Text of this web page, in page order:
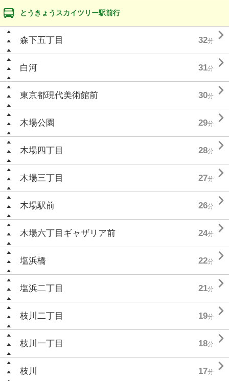
とうきょうスカイツリー駅前行
森下五丁目 32分 
白河 31分 
東京都現代美術館前 30分 
木場公園 29分 
木場四丁目 28分 
木場三丁目 27分 
木場駅前 26分 
木場六丁目ギャザリア前 24分 
塩浜橋 22分 
塩浜二丁目 21分 
枝川二丁目 19分 
枝川一丁目 18分 
枝川 17分 